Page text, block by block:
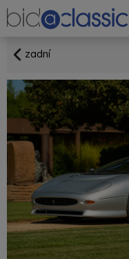
zadní